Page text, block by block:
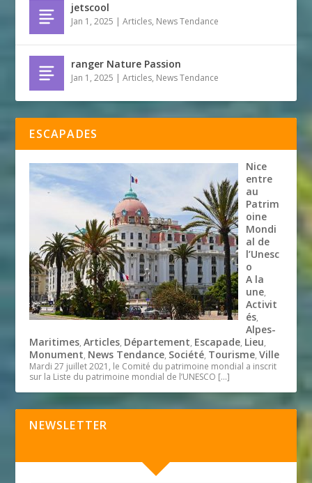
jetscool
Jan 1, 2025 |Articles, News Tendance
ranger Nature Passion
Jan 1, 2025 |Articles, News Tendance
ESCAPADES
Nice
entre
au
Patrim
oine
Mondi
al de
l’Unesc
o
A la
une,
Activit
és,
Alpes-
Maritimes,Articles, Département, Escapade, Lieu,
Monument, News Tendance, Société, Tourisme,Ville
Mardi 27 juillet 2021, le Comité du patrimoine mondial a inscrit
sur la Liste du patrimoine mondial de l’UNESCO […]
NEWSLETTER